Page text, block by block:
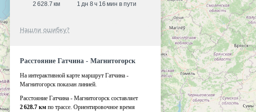
2 628.7 км 1 дн 8 ч 16 мин в пути
Нашли ошибку?
Расстояние Гатчина - Магнитогорск
На интерактивной карте маршрут Гатчина -
Магнитогорск показан линией.
Расстояние Гатчина - Магнитогорск составляет
2 628.7 км по трассе. Ориентировочное время